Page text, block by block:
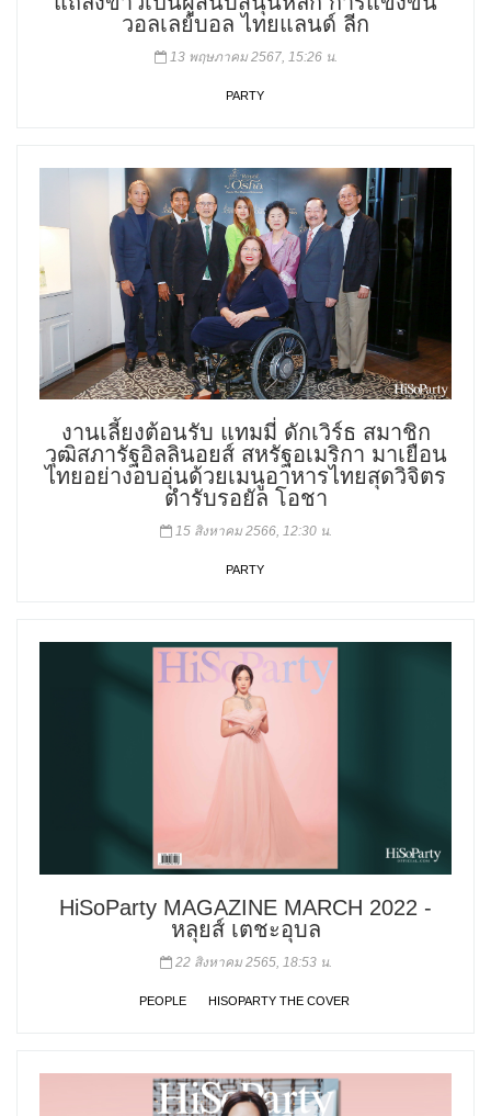
วอลเลย์บอล ไทยแลนด์ ลีก
13 พฤษภาคม 2567, 15:26 น.
PARTY
งานเลี้ยงต้อนรับ แทมมี่ ดักเวิร์ธ สมาชิก
วุฒิสภารัฐอิลลินอยส์ สหรัฐอเมริกา มาเยือน
ไทยอย่างอบอุ่นด้วยเมนูอาหารไทยสุดวิจิตร
ตำรับรอยัล โอชา
15 สิงหาคม 2566, 12:30 น.
PARTY
HiSoParty MAGAZINE MARCH 2022 -
หลุยส์ เตชะอุบล
22 สิงหาคม 2565, 18:53 น.
PEOPLE HISOPARTY THE COVER